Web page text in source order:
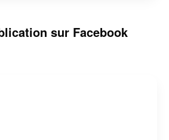
sur Facebook